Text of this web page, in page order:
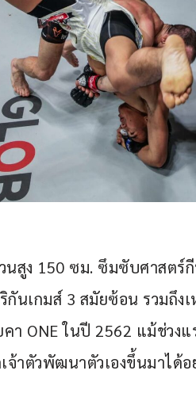
นสูง 150 ซม. ซึมซับศาสตร์
นเกมส์ 3 สมัยซ้อน รวมถึง
า ONE ในปี 2562 แม้ช่วง
ตัวพัฒนาตัวเองขึ้นมาได้อ